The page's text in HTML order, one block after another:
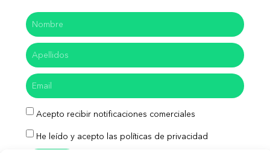
Acepto recibir notificaciones comerciales
He leído y acepto las políticas de privacidad